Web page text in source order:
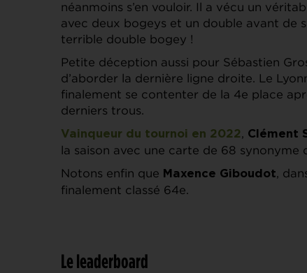
néanmoins s’en vouloir. Il a vécu un
avec deux bogeys et un double avant de
terrible double bogey !
Petite déception aussi pour Sébastien
d’aborder la dernière ligne droite. Le
finalement se contenter de la 4e place
derniers trous.
Vainqueur du tournoi en 2022, Clément
la saison avec une carte de 68 synonyme
Notons enfin que Maxence Giboudot,
finalement classé 64e.
Le leaderboard